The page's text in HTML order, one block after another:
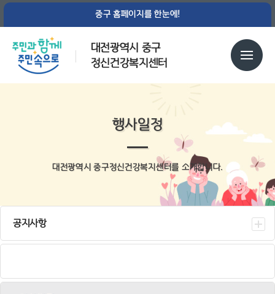
중구 홈페이지를 한눈에!
대전광역시 중구
정신건강복지센터
행사일정
대전광역시 중구정신건강복지센터를 소개합니다.
공지사항